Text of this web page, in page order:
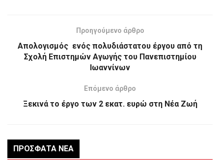
Προηγούμενο άρθρο
Απολογισμός ενός πολυδιάστατου έργου από τη
Σχολή Επιστημών Αγωγής του Πανεπιστημίου
Ιωαννίνων
Επόμενο άρθρο
Ξεκινά το έργο των 2 εκατ. ευρώ στη Νέα Ζωή
ΠΡΌΣΦΑΤΑ ΝΈΑ